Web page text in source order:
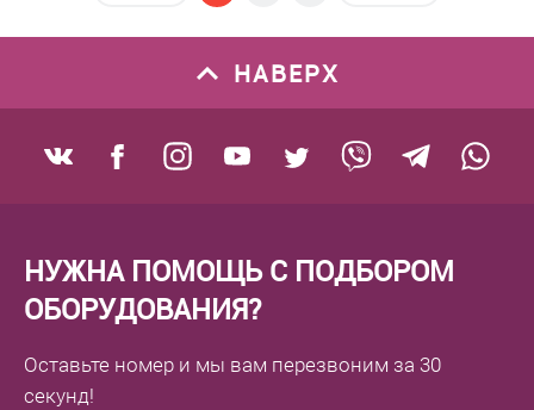
Под заказ
В избранное
Под заказ
НАВЕРХ
НУЖНА ПОМОЩЬ С ПОДБОРОМ
ОБОРУДОВАНИЯ?
Оставьте номер и мы вам перезвоним за 30
секунд!